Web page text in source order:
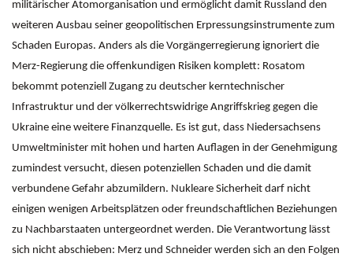
militärischer Atomorganisation und ermöglicht damit Russland den
weiteren Ausbau seiner geopolitischen Erpressungsinstrumente zum
Schaden Europas. Anders als die Vorgängerregierung ignoriert die
Merz-Regierung die offenkundigen Risiken komplett: Rosatom
bekommt potenziell Zugang zu deutscher kerntechnischer
Infrastruktur und der völkerrechtswidrige Angriffskrieg gegen die
Ukraine eine weitere Finanzquelle. Es ist gut, dass Niedersachsens
Umweltminister mit hohen und harten Auflagen in der Genehmigung
zumindest versucht, diesen potenziellen Schaden und die damit
verbundene Gefahr abzumildern. Nukleare Sicherheit darf nicht
einigen wenigen Arbeitsplätzen oder freundschaftlichen Beziehungen
zu Nachbarstaaten untergeordnet werden. Die Verantwortung lässt
sich nicht abschieben: Merz und Schneider werden sich an den Folgen